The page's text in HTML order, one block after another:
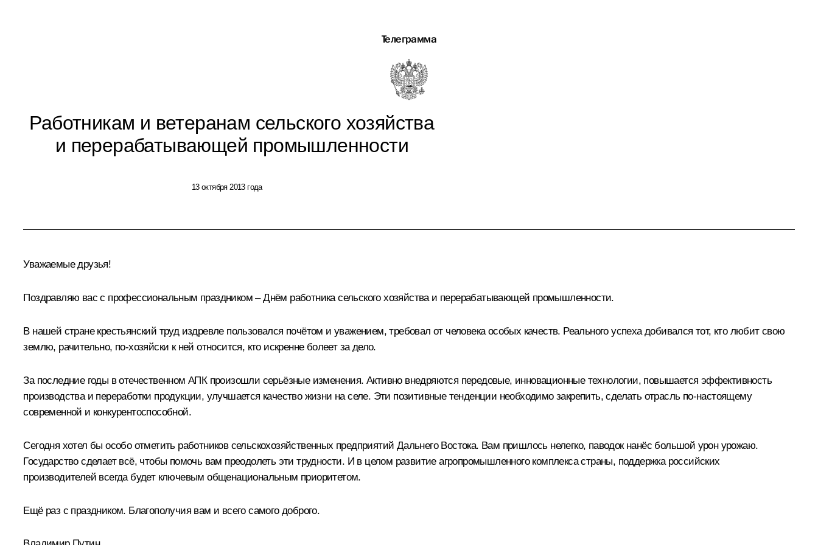
Телеграмма
Работникам и ветеранам сельского хозяйства
и перерабатывающей промышленности
13 октября 2013 года
Уважаемые друзья!
Поздравляю вас с профессиональным праздником – Днём работника сельского хозяйства и перерабатывающей промышленности.
В нашей стране крестьянский труд издревле пользовался почётом и уважением, требовал от человека особых качеств. Реального успеха добивался тот, кто любит свою
землю, рачительно, по‑хозяйски к ней относится, кто искренне болеет за дело.
За последние годы в отечественном АПК произошли серьёзные изменения. Активно внедряются передовые, инновационные технологии, повышается эффективность
производства и переработки продукции, улучшается качество жизни на селе. Эти позитивные тенденции необходимо закрепить, сделать отрасль по‑настоящему
современной и конкурентоспособной.
Сегодня хотел бы особо отметить работников сельскохозяйственных предприятий Дальнего Востока. Вам пришлось нелегко, паводок нанёс большой урон урожаю.
Государство сделает всё, чтобы помочь вам преодолеть эти трудности. И в целом развитие агропромышленного комплекса страны, поддержка российских
производителей всегда будет ключевым общенациональным приоритетом.
Ещё раз с праздником. Благополучия вам и всего самого доброго.